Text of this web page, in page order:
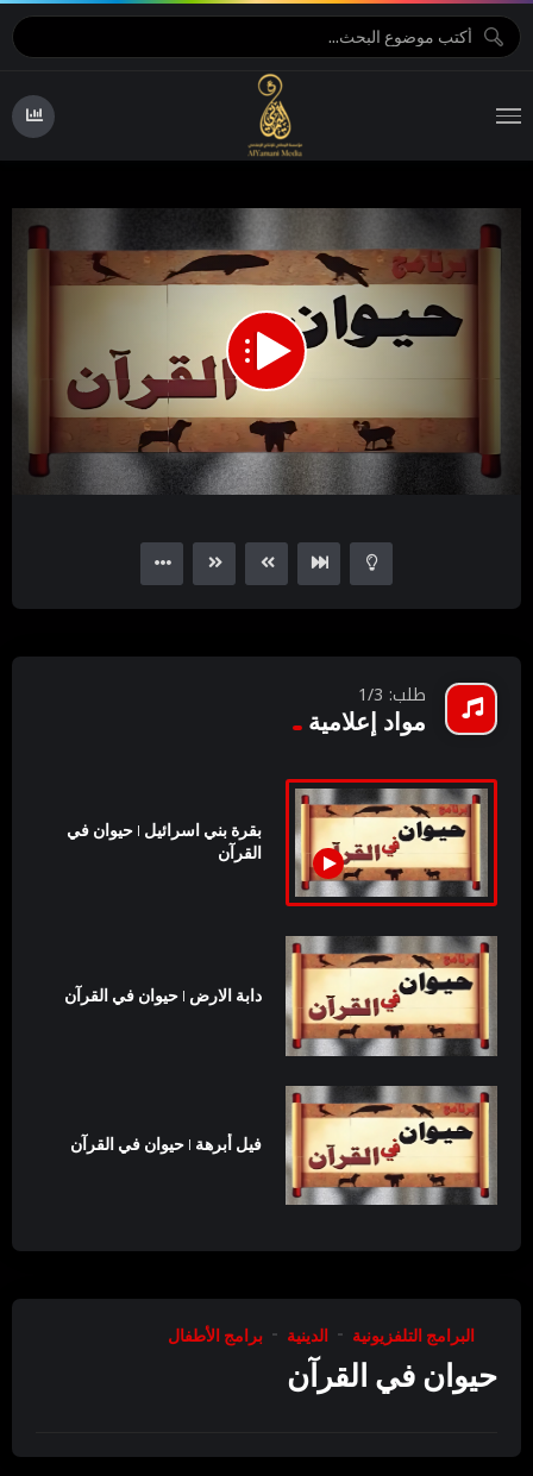
طلب: 1/3
مواد إعلامية
بقرة بني اسرائيل | حيوان في
القرآن
دابة الارض | حيوان في القرآن
فيل أبرهة | حيوان في القرآن
البرامج التلفزيونية الدينية برامج الأطفال
حيوان في القرآن